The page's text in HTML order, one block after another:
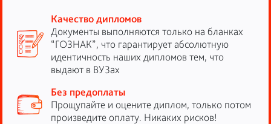
Качество дипломов
Документы выполняются только на бланках
“ГОЗНАК”, что гарантирует абсолютную
идентичность наших дипломов тем, что
выдают в ВУЗах
Без предоплаты
Прощупайте и оцените диплом, только потом
произведите оплату. Никаких рисков!